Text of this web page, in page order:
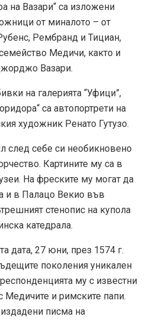
на Вазари“ са изложени
от миналото – от
Рембранд и Тициан,
Медичи, както и
Вазари.
на галерията “Уфици”,
са автопортрети на
художник Ренато Гутузо.
след себе си необикновено
Картините му са в
На фреските му могат да
и в Палацо Векио във
стенопис на купола
катедрала.
дата, 27 юни, през 1574 г.
поколения уникален
му с известни
Медичите и римските папи.
писма на